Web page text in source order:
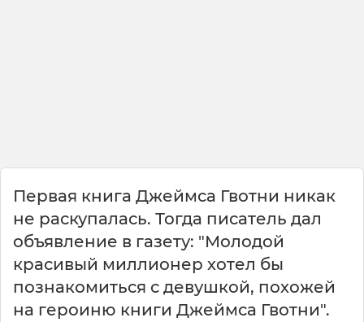
Первая книга Джеймса Гвотни никак
не раскупалась. Тогда писатель дал
объявление в газету: "Молодой
красивый миллионер хотел бы
познакомиться с девушкой, похожей
на героиню книги Джеймса Гвотни".